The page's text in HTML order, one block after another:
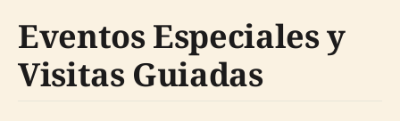
Eventos Especiales y
Visitas Guiadas